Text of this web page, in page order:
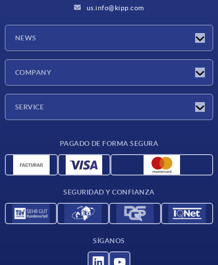
us.info@kipp.com
NEWS
COMPANY
SERVICE
Materiales
PAGADO DE FORMA SEGURA
SEGURIDAD Y CONFIANZA
SÍGANOS